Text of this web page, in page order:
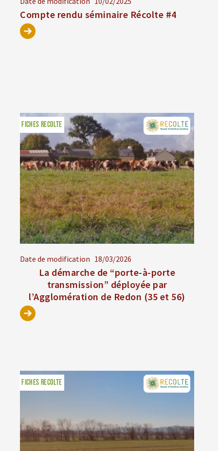
Compte rendu séminaire Récolte #4
Date de modification 18/03/2026
La démarche de “porte-à-porte
transmission” déployée par
l’Agglomération de Redon (35 et 56)
FICHES RECOLTE
FICHES RECOLTE